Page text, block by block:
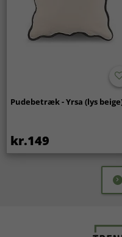
Pudebetræk - Yrsa (lys
kr.149